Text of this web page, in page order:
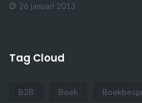
26 januari 2013
Tag Cloud
B2B Boek